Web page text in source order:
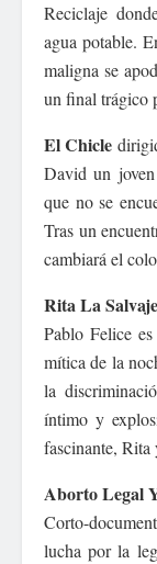
Reciclaje
agua potable.
maligna se
un final trágico
El Chicle
David un
que no se
Tras un
cambiará el
Rita La Salvaje
Pablo Felice
mítica de la
la
íntimo y
fascinante, Rita
Aborto Legal
Corto-
lucha por la